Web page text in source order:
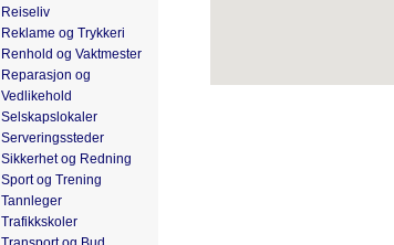
Reiseliv
Reklame og Trykkeri
Renhold og Vaktmester
Reparasjon og
Vedlikehold
Selskapslokaler
Serveringssteder
Sikkerhet og Redning
Sport og Trening
Tannleger
Trafikkskoler